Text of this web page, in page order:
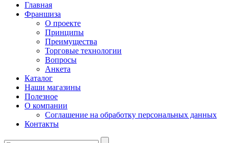
Главная
Франшиза
О проекте
Принципы
Преимущества
Торговые технологии
Вопросы
Анкета
Каталог
Наши магазины
Полезное
О компании
Соглашение на обработку персональных данных
Контакты